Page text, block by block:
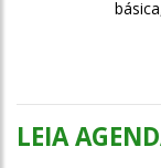
LEIA